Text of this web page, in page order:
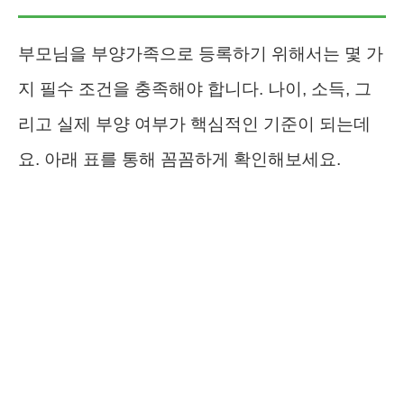
부모님을 부양가족으로 등록하기 위해서는 몇 가
지 필수 조건을 충족해야 합니다. 나이, 소득, 그
리고 실제 부양 여부가 핵심적인 기준이 되는데
요. 아래 표를 통해 꼼꼼하게 확인해보세요.